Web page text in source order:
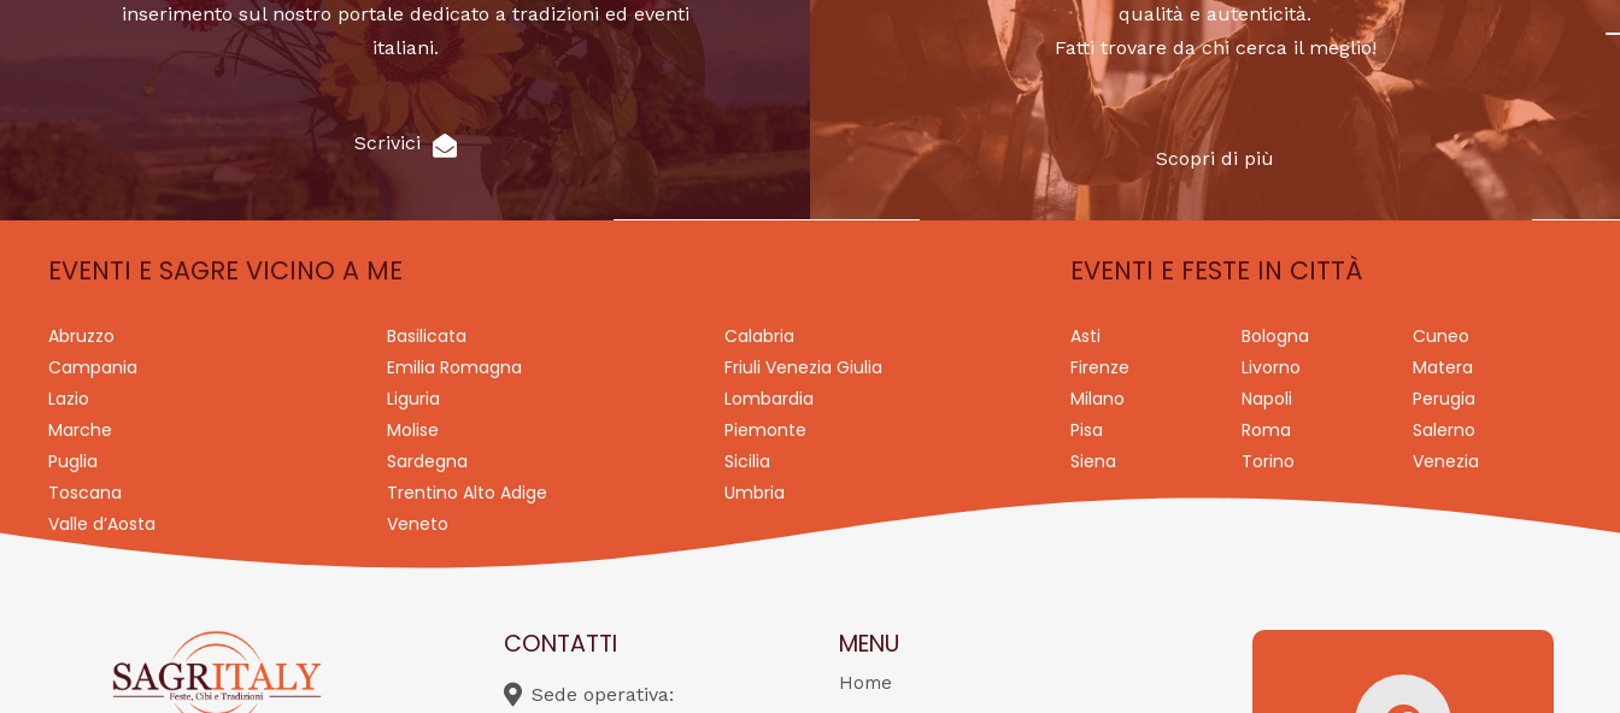
inserimento sul nostro portale dedicato a tradizioni ed eventi
italiani.
Scrivici
qualità e autenticità.
Fatti trovare da chi cerca il meglio!
Scopri di più
EVENTI E SAGRE VICINO A ME
Abruzzo Basilicata
Calabria
Campania
Emilia Romagna
Friuli Venezia Giulia
Lazio
Liguria
Lombardia
Marche
Molise
Piemonte
Puglia
Sardegna
Sicilia
Toscana
Trentino Alto Adige
Umbria
Valle d’Aosta
Veneto
EVENTI E FESTE IN CITTÀ
Asti Bologna
Cuneo
Firenze
Livorno
Matera
Milano
Napoli
Perugia
Pisa
Roma
Salerno
Siena
Torino Venezia
CONTATTI
Sede operativa:
MENU
Home